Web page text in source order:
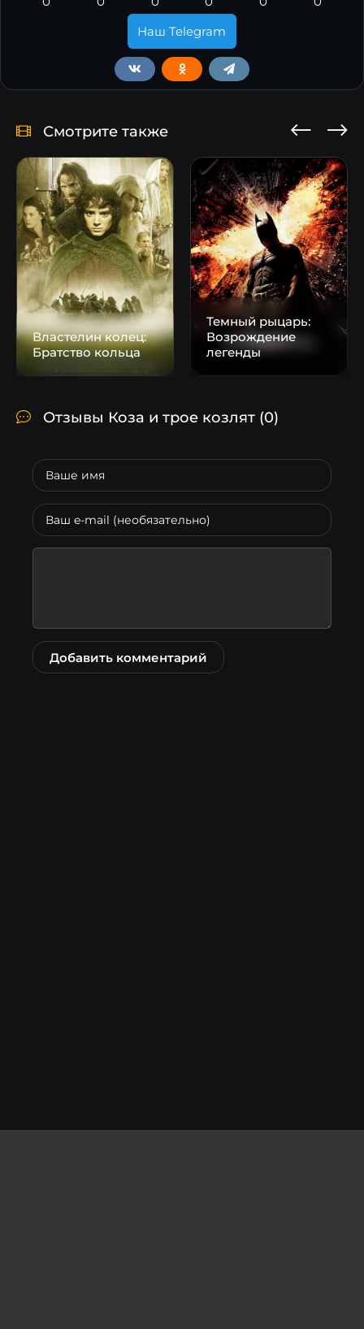
Наш Telegram
Смотрите также
Властелин колец:
Братство кольца
Темный рыцарь:
Возрождение
легенды
Отзывы Коза и трое козлят (0)
Добавить комментарий